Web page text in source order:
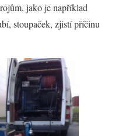
jako je například
stoupaček, zjistí příčinu